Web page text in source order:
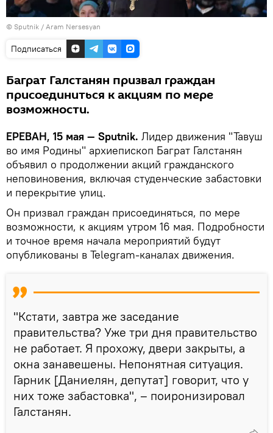
© Sputnik / Aram Nersesyan
Подписаться
Баграт Галстанян призвал граждан
присоединиться к акциям по мере
возможности.
ЕРЕВАН, 15 мая — Sputnik. Лидер движения "Тавуш
во имя Родины" архиепископ Баграт Галстанян
объявил о продолжении акций гражданского
неповиновения, включая студенческие забастовки
и перекрытие улиц.
Он призвал граждан присоединяться, по мере
возможности, к акциям утром 16 мая. Подробности
и точное время начала мероприятий будут
опубликованы в Telegram-каналах движения.
"Кстати, завтра же заседание
правительства? Уже три дня правительство
не работает. Я прохожу, двери закрыты, а
окна занавешены. Непонятная ситуация.
Гарник [Даниелян, депутат] говорит, что у
них тоже забастовка", – поиронизировал
Галстанян.